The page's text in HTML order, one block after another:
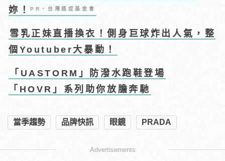
妳！PR・台灣癌症基金會
雪乳正妹直播換衣！側身巨球炸出人氣，整
個Youtuber大暴動！
「UASTORM」防潑水跑鞋登場
「HOVR」系列助你放膽奔馳
當季趨勢 品牌快訊 眼鏡 PRADA
Advertisements